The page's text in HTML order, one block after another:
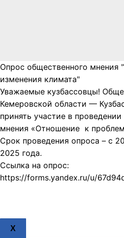
Опрос общественного мнения
изменения климата"
Уважаемые кузбассовцы!
Кемеровской области —
принять участие в
мнения «Отношение к
Срок проведения опроса – с
2025 года.
Ссылка на опрос:
https://forms.yandex.ru/u/
X